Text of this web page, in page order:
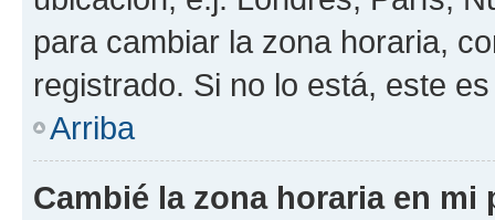
para cambiar la zona horaria,
registrado. Si no lo está, este
Arriba
Cambié la zona horaria en